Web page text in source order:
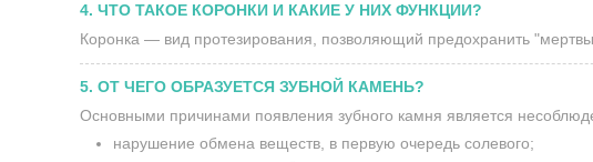
4. ЧТО ТАКОЕ КОРОНКИ И КАКИЕ У НИХ ФУНКЦИИ?
Коронка — вид протезирования, позволяющий предохранить
5. ОТ ЧЕГО ОБРАЗУЕТСЯ ЗУБНОЙ КАМЕНЬ?
Основными причинами появления зубного камня является
нарушение обмена веществ, в первую очередь солевого;